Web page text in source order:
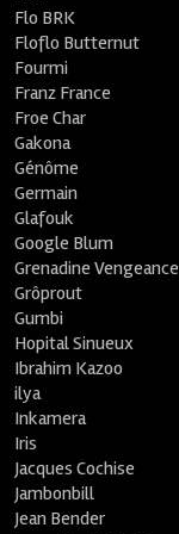
Flo BRK
Floflo Butternut
Fourmi
Franz France
Froe Char
Gakona
Génôme
Germain
Glafouk
Google Blum
Grenadine Vengeance
Grôprout
Gumbi
Hopital Sinueux
Ibrahim Kazoo
ilya
Inkamera
Iris
Jacques Cochise
Jambonbill
Jean Bender